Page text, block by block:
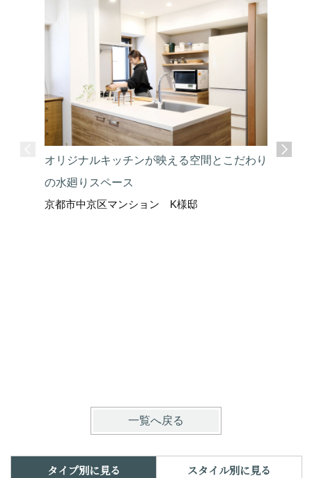
オリジナルキッチンが映える空間とこだわり
の水廻りスペース
京都市中京区マンション K様邸
一覧へ戻る
タイプ別に見る スタイル別に見る